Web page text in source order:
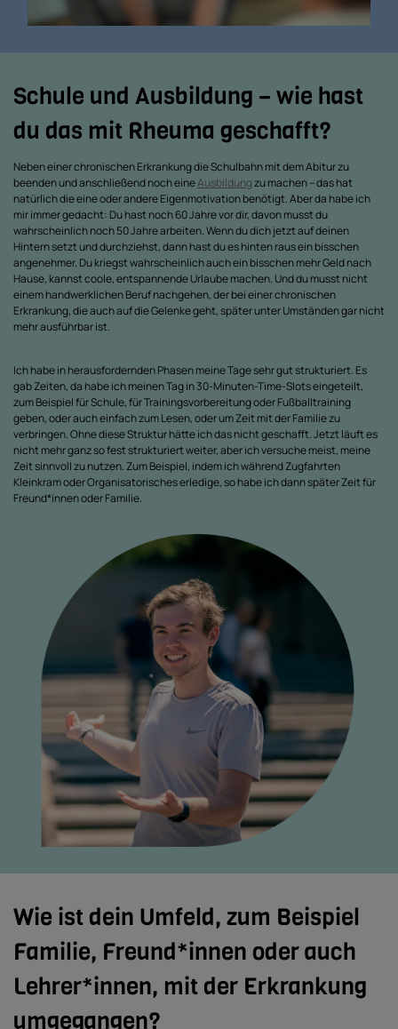
Schule und Ausbildung – wie hast
du das mit Rheuma geschafft?
Neben einer chronischen Erkrankung die Schulbahn mit dem Abitur zu
beenden und anschließend noch eineAusbildungzu machen – das hat
natürlich die eine oder andere Eigenmotivation benötigt. Aber da habe ich
mir immer gedacht: Du hast noch 60 Jahre vor dir, davon musst du
wahrscheinlich noch 50 Jahre arbeiten. Wenn du dich jetzt auf deinen
Hintern setzt und durchziehst, dann hast du es hinten raus ein bisschen
angenehmer. Du kriegst wahrscheinlich auch ein bisschen mehr Geld nach
Hause, kannst coole, entspannende Urlaube machen. Und du musst nicht
einem handwerklichen Beruf nachgehen, der bei einer chronischen
Erkrankung, die auch auf die Gelenke geht, später unter Umständen gar nicht
mehr ausführbar ist.
Ich habe in herausfordernden Phasen meine Tage sehr gut strukturiert. Es
gab Zeiten, da habe ich meinen Tag in 30-Minuten-Time-Slots eingeteilt,
zum Beispiel für Schule, für Trainingsvorbereitung oder Fußballtraining
geben, oder auch einfach zum Lesen, oder um Zeit mit der Familie zu
verbringen. Ohne diese Struktur hätte ich das nicht geschafft. Jetzt läuft es
nicht mehr ganz so fest strukturiert weiter, aber ich versuche meist, meine
Zeit sinnvoll zu nutzen. Zum Beispiel, indem ich während Zugfahrten
Kleinkram oder Organisatorisches erledige, so habe ich dann später Zeit für
Freund*innen oder Familie.
Wie ist dein Umfeld, zum Beispiel
Familie, Freund*innen oder auch
Lehrer*innen, mit der Erkrankung
umgegangen?